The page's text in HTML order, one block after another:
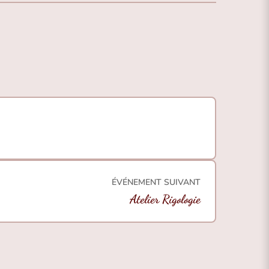
ÉVÉNEMENT SUIVANT
Atelier Rigologie